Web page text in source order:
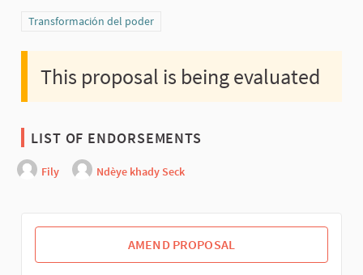
Filter results for category: Transformación del poder
Transformación del poder
This proposal is being evaluated
LIST OF ENDORSEMENTS
Fily Ndèye khady Seck
AMEND PROPOSAL